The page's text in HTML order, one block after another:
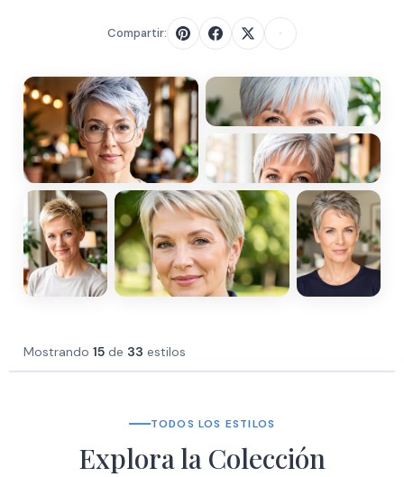
Compartir:
Mostrando 15 de 33 estilos
TODOS LOS ESTILOS
Explora la Colección